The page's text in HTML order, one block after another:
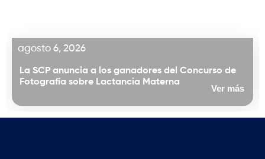
agosto 6, 2026
La SCP anuncia a los ganadores del Concurso de
Fotografía sobre Lactancia Materna
Ver más